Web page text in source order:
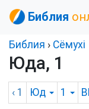
Библия
Библия › Сёмухі
Юда, 1
‹ 1 Юд 1